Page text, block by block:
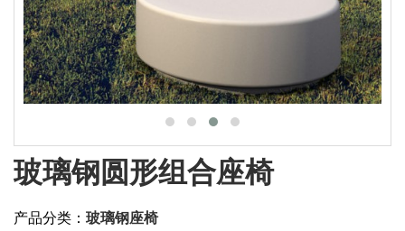
玻璃钢圆形组合座椅
产品分类： 玻璃钢座椅